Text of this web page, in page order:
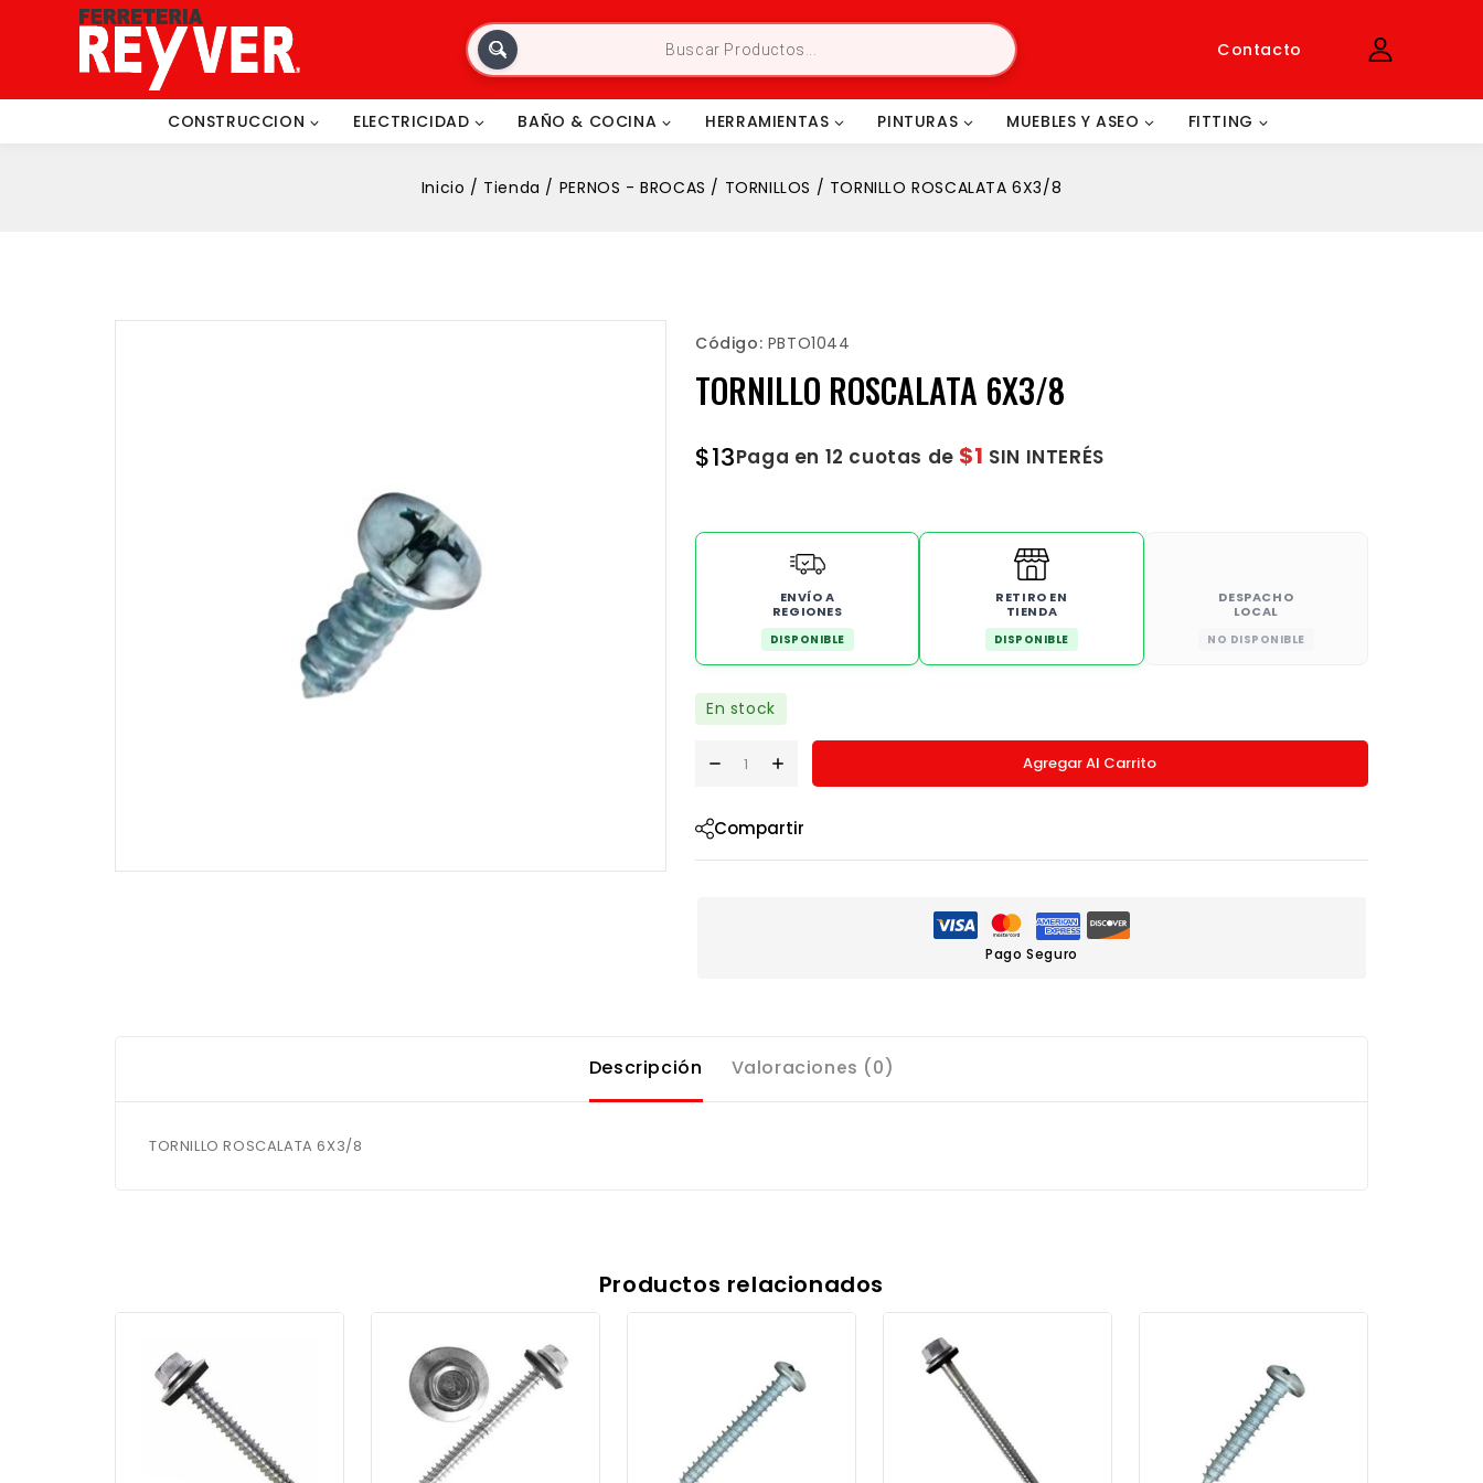
Contacto
CONSTRUCCION ELECTRICIDAD BAÑO & COCINA HERRAMIENTAS PINTURAS MUEBLES Y ASEO FITTING
Inicio / Tienda / PERNOS - BROCAS / TORNILLOS / TORNILLO ROSCALATA 6X3/8
Código: PBTO1044
TORNILLO ROSCALATA 6X3/8
$13Paga en 12 cuotas de $1 SIN INTERÉS
ENVÍO A
REGIONES
DISPONIBLE
RETIRO EN
TIENDA
DISPONIBLE
DESPACHO
LOCAL
NO DISPONIBLE
En stock
Agregar Al Carrito
Compartir
Pago Seguro
Descripción Valoraciones (0)
TORNILLO ROSCALATA 6X3/8
Productos relacionados